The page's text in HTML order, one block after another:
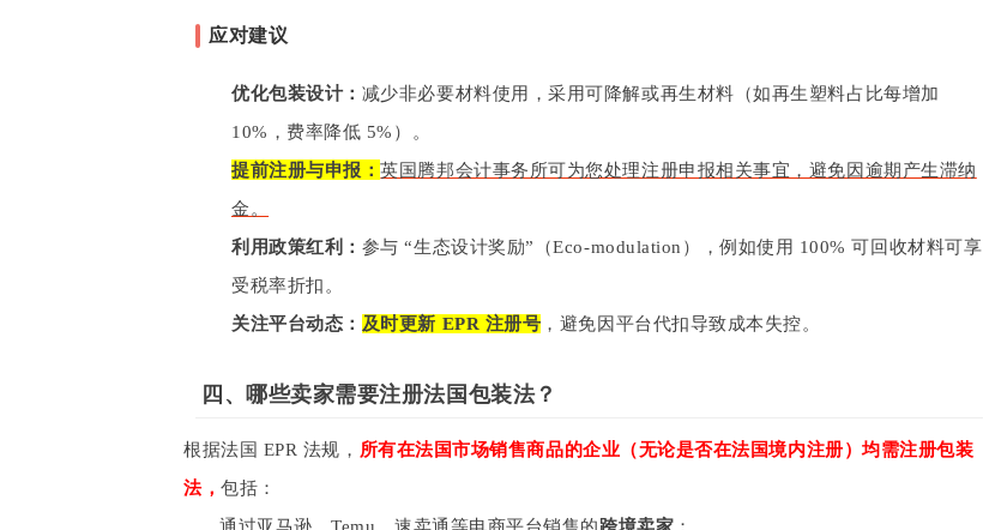
应对建议
优化包装设计： 减少非必要材料使用，采用可降解或再生材料（如再生塑料占比每增加
10%，费率降低 5%）。
提前注册与申报：英国腾邦会计事务所可为您处理注册申报相关事宜，避免因逾期产生滞纳
金。
利用政策红利： 参与 “生态设计奖励”（Eco-modulation），例如使用 100% 可回收材料可享
受税率折扣。
关注平台动态： 及时更新 EPR 注册号 ，避免因平台代扣导致成本失控。
四、哪些卖家需要注册法国包装法？
根据法国 EPR 法规， 所有在法国市场销售商品的企业（无论是否在法国境内注册）均需注册包装
法，包括：